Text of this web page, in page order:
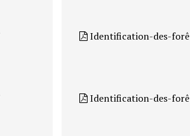
Identification-des-
Identification-des-